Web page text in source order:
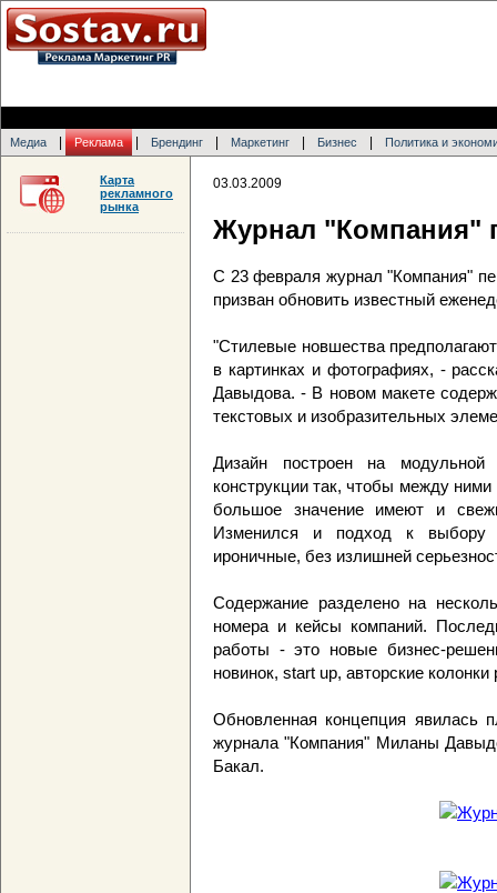
Медиа Реклама Брендинг Маркетинг Бизнес Политика и
03.03.2009
Журнал "Компания"
С 23 февраля журнал "Компания"
призван обновить известный
"Стилевые новшества
в картинках и фотографиях, -
Давыдова. - В новом макете
текстовых и изобразительных
Дизайн построен на
конструкции так, чтобы между ними
большое значение имеют и
Изменился и подход к выбору
ироничные, без излишней
Содержание разделено на
номера и кейсы компаний.
работы - это новые бизнес-
новинок, start up, авторские
Обновленная концепция явилась
журнала "Компания" Миланы
Бакал.
Карта
рекламного
рынка